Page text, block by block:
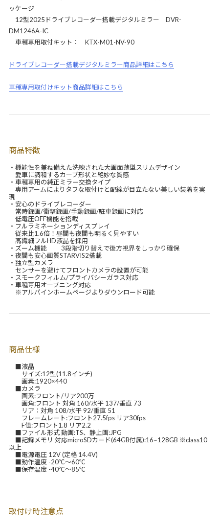
ッケージ
12型2025ドライブレコーダー搭載デジタルミラー DVR-
DM1246A-IC
車種専用取付キット： KTX-M01-NV-90
ドライブレコーダー搭載デジタルミラー商品詳細はこちら
車種専用取付けキット商品詳細はこちら
商品特徴
・機能性を兼ね備えた洗練された大画面薄型スリムデザイン
愛車に調和するカーブ形状と絶妙な質感
・車種専用の純正ミラー交換タイプ
専用アームによりタフな取付けと配線が目立たない美しい装着を実
現
・安心のドライブレコーダー
常時録画/衝撃録画/手動録画/駐車録画に対応
低電圧OFF機能を搭載
・フルラミネーションディスプレイ
従来比1.6倍！昼間も夜間も明るく見やすい
高繊細フルHD液晶を採用
・ズーム機能 3段階切り替えで後方視界をしっかり確保
・夜間も安心画質STARVIS2搭載
・独立型カメラ
センサーを避けてフロントカメラの設置が可能
・スモークフィルム/プライバシーガラス対応
・車種専用オープニング対応
※アルパインホームページよりダウンロード可能
商品仕様
■液晶
サイズ:12型(11.8インチ)
画素:1920×440
■カメラ
画素:フロント/リア200万
画角:フロント 対角 160/水平 137/垂直 73
リア：対角 108/水平 92/垂直 51
フレームレート:フロント27.5fps リア30fps
F値:フロント1.8 リア2.2
■ファイル形式 動画:TS、静止画:JPG
■記録メモリ 対応microSDカード(64GB付属):16~128GB ※class10
以上
■電源電圧 12V (定格 14.4V)
■動作温度 -20℃～60℃
■保存温度 -40℃～85℃
取付け時注意点